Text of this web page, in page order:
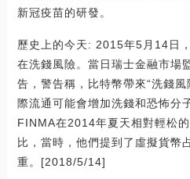
新冠疫苗的研發。
歷史上的今天: 2015年5月14日
在洗錢風險。當日瑞士金融市場
告，警告稱，比特幣帶來“洗錢
際流通可能會增加洗錢和恐怖分
FINMA在2014年夏天相對輕松
比，當時，他們提到了虛擬貨幣
重。[2018/5/14]